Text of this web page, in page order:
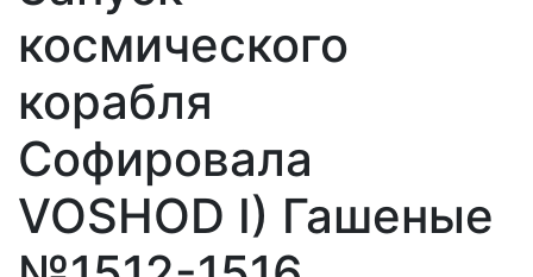
космического
корабля
Софировала
VOSHOD I) Гашеные